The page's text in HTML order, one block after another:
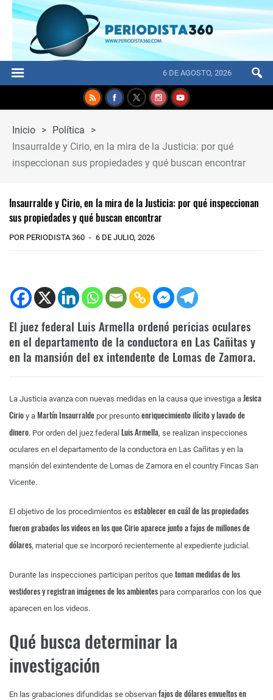
6 DE AGOSTO, 2026
Inicio > Política
>
Insaurralde y Cirio, en la mira de la Justicia: por qué
inspeccionan sus propiedades y qué buscan encontrar
Insaurralde y Cirio, en la mira de la Justicia: por qué inspeccionan
sus propiedades y qué buscan encontrar
POR PERIODISTA 360 6 DE JULIO, 2026
El juez federal Luis Armella ordenó pericias oculares
en el departamento de la conductora en Las Cañitas y
en la mansión del ex intendente de Lomas de Zamora.
La Justicia avanza con nuevas medidas en la causa que investiga a Jesica
Cirio y a Martín Insaurralde por presunto enriquecimiento ilícito y lavado de
dinero. Por orden del juez federal Luis Armella, se realizan inspecciones
oculares en el departamento de la conductora en Las Cañitas y en la
mansión del exintendente de Lomas de Zamora en el country Fincas San
Vicente.
El objetivo de los procedimientos es establecer en cuál de las propiedades
fueron grabados los videos en los que Cirio aparece junto a fajos de millones de
dólares, material que se incorporó recientemente al expediente judicial.
Durante las inspecciones participan peritos que toman medidas de los
vestidores y registran imágenes de los ambientes para compararlos con los que
aparecen en los videos.
Qué busca determinar la
investigación
En las grabaciones difundidas se observan fajos de dólares envueltos en